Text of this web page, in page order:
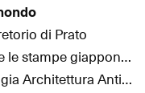
di Prato
Frank Lloyd Wright e le stampe giapponesi
Sicilia Arte Archeologia Architettura Antichità